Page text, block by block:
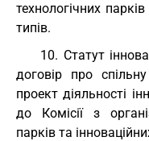
технологічних
типів.
10. Статут
договір про
проект діяльності
до Комісії з
парків та